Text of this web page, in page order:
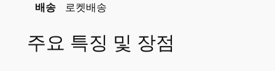
배송
로켓배송
주요 특징 및 장점